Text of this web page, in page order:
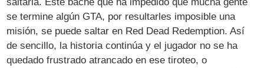
se termine algún GTA, por resultarles imposible una
misión, se puede saltar en Red Dead Redemption. Así
de sencillo, la historia continúa y el jugador no se ha
quedado frustrado atrancado en ese tiroteo, o